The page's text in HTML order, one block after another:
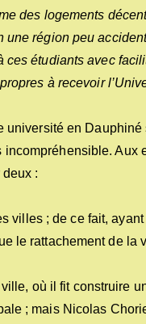
des logements
une région peu
étudiants avec
à recevoir
université en
Aux
:
villes ; de ce fait,
le rattachement de
où il fit construire
; mais Nicolas